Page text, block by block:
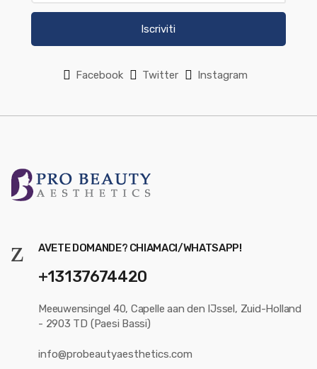
Iscriviti
Facebook Twitter Instagram
AVETE DOMANDE? CHIAMACI/WHATSAPP!
+13137674420
Meeuwensingel 40, Capelle aan den IJssel, Zuid-Holland
- 2903 TD (Paesi Bassi)
info@probeautyaesthetics.com